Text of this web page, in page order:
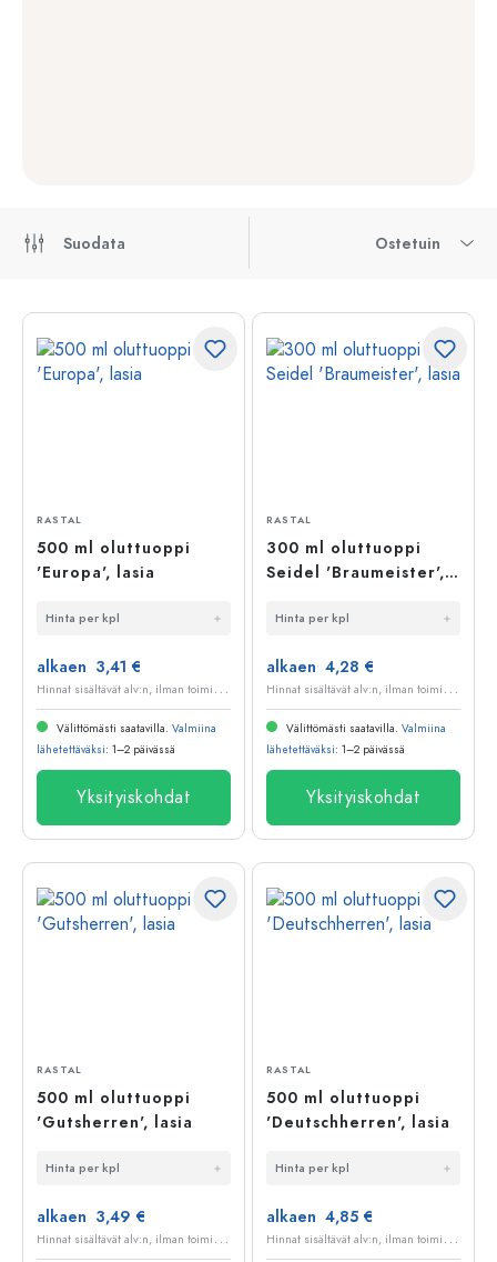
Suodata Ostetuin
RASTAL
500 ml oluttuoppi
'Europa', lasia
Hinta per kpl
alkaen 3,41 €
H
innat sisältävät alv:n, ilman toimituskuluja
Välittömästi saatavilla. Valmiina
lähetettäväksi: 1–2 päivässä
Yksityiskohdat
RASTAL
300 ml oluttuoppi
Seidel 'Braumeister',
Hinta per kpl
alkaen 4,28 €
H
innat sisältävät alv:n, ilman toimituskuluja
Välittömästi saatavilla. Valmiina
lähetettäväksi: 1–2 päivässä
Yksityiskohdat
RASTAL
500 ml oluttuoppi
'Gutsherren', lasia
Hinta per kpl
alkaen 3,49 €
H
innat sisältävät alv:n, ilman toimituskuluja
RASTAL
500 ml oluttuoppi
'Deutschherren', lasia
Hinta per kpl
alkaen 4,85 €
H
innat sisältävät alv:n, ilman toimituskuluja